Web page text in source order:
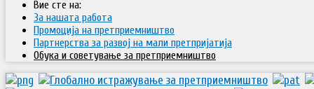
Вие сте на:
За нашата работа
Промоција на претприемништво
Партнерства за развој на мали претпријатија
Обука и советување за претприемништво